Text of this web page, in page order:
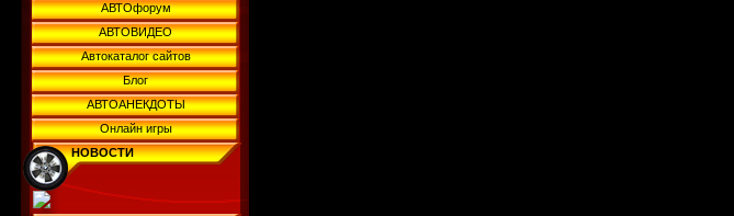
АВТОфорум
АВТОВИДЕО
Автокаталог сайтов
Блог
АВТОАНЕКДОТЫ
Онлайн игры
НОВОСТИ